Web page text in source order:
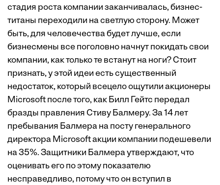
стадия роста компании заканчивалась, бизнес-
титаны переходили на светлую сторону. Может
быть, для человечества будет лучше, если
бизнесмены все поголовно начнут покидать свои
компании, как только те встанут на ноги? Стоит
признать, у этой идеи есть существенный
недостаток, который всецело ощутили акционеры
Microsoft после того, как Билл Гейтс передал
бразды правления Стиву Балмеру. За 14 лет
пребывания Балмера на посту генерального
директора Microsoft акции компании подешевели
на 35%. Защитники Балмера утверждают, что
оценивать его по этому показателю
несправедливо, потому что он вступил в